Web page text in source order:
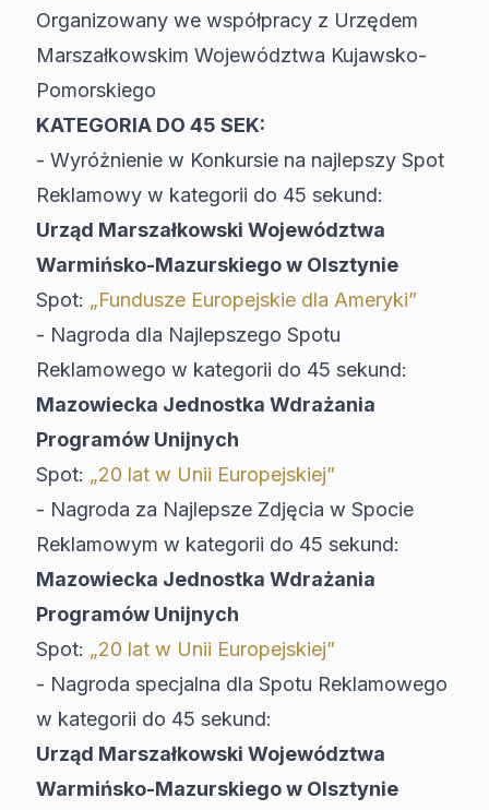
Organizowany we współpracy z Urzędem
Marszałkowskim Województwa Kujawsko-
Pomorskiego
KATEGORIA DO 45 SEK:
- Wyróżnienie w Konkursie na najlepszy Spot
Reklamowy w kategorii do 45 sekund:
Urząd Marszałkowski Województwa
Warmińsko-Mazurskiego w Olsztynie
Spot: „Fundusze Europejskie dla Ameryki”
- Nagroda dla Najlepszego Spotu
Reklamowego w kategorii do 45 sekund:
Mazowiecka Jednostka Wdrażania
Programów Unijnych
Spot: „20 lat w Unii Europejskiej”
- Nagroda za Najlepsze Zdjęcia w Spocie
Reklamowym w kategorii do 45 sekund:
Mazowiecka Jednostka Wdrażania
Programów Unijnych
Spot: „20 lat w Unii Europejskiej”
- Nagroda specjalna dla Spotu Reklamowego
w kategorii do 45 sekund:
Urząd Marszałkowski Województwa
Warmińsko-Mazurskiego w Olsztynie